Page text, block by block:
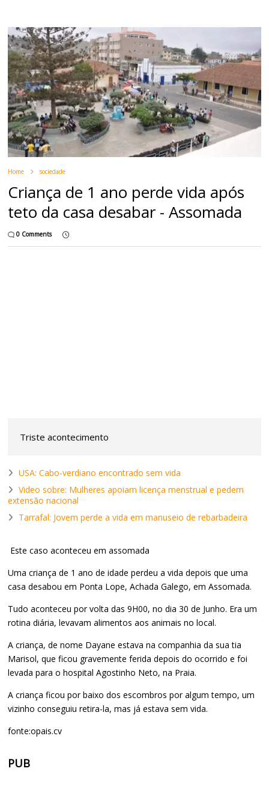
Home sociedade
Criança de 1 ano perde vida após
teto da casa desabar - Assomada
0 Comments
Triste acontecimento
USA: Cabo-verdiano encontrado sem vida
Video sobre: Mulheres apoiam licença menstrual e pedem
extensão nacional
Tarrafal: Jovem perde a vida em manuseio de rebarbadeira
Este caso aconteceu em assomada
Uma criança de 1 ano de idade perdeu a vida depois que uma
casa desabou em Ponta Lope, Achada Galego, em Assomada.
Tudo aconteceu por volta das 9H00, no dia 30 de Junho. Era um
rotina diária, levavam alimentos aos animais no local.
A criança, de nome Dayane estava na companhia da sua tia
Marisol, que ficou gravemente ferida depois do ocorrido e foi
levada para o hospital Agostinho Neto, na Praia.
A criança ficou por baixo dos escombros por algum tempo, um
vizinho conseguiu retira-la, mas já estava sem vida.
fonte:opais.cv
PUB